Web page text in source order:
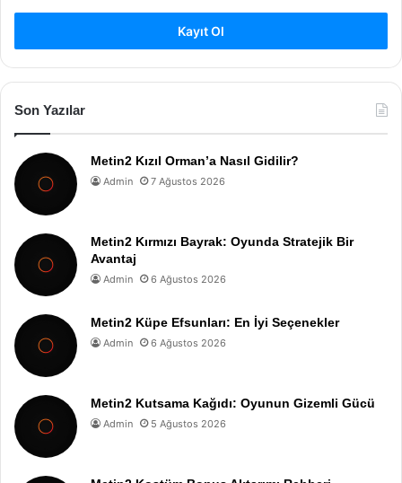
Kayıt Ol
Son Yazılar
Metin2 Kızıl Orman’a Nasıl Gidilir?
Admin 7 Ağustos 2026
Metin2 Kırmızı Bayrak: Oyunda Stratejik Bir
Avantaj
Admin 6 Ağustos 2026
Metin2 Küpe Efsunları: En İyi Seçenekler
Admin 6 Ağustos 2026
Metin2 Kutsama Kağıdı: Oyunun Gizemli Gücü
Admin 5 Ağustos 2026